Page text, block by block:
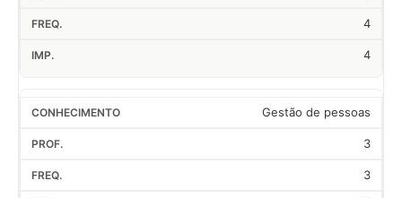
4
4
Gestão de pessoas
3
3